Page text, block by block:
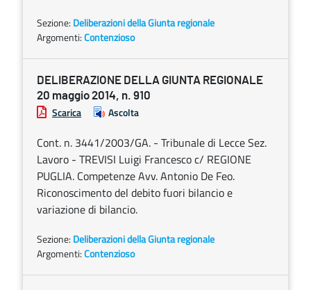
Sezione: Deliberazioni della Giunta regionale
Argomenti:Contenzioso
DELIBERAZIONE DELLA GIUNTA REGIONALE
20 maggio 2014, n. 910
Scarica Ascolta
Cont. n. 3441/2003/GA. - Tribunale di Lecce Sez.
Lavoro - TREVISI Luigi Francesco c/ REGIONE
PUGLIA. Competenze Avv. Antonio De Feo.
Riconoscimento del debito fuori bilancio e
variazione di bilancio.
Sezione: Deliberazioni della Giunta regionale
Argomenti:Contenzioso